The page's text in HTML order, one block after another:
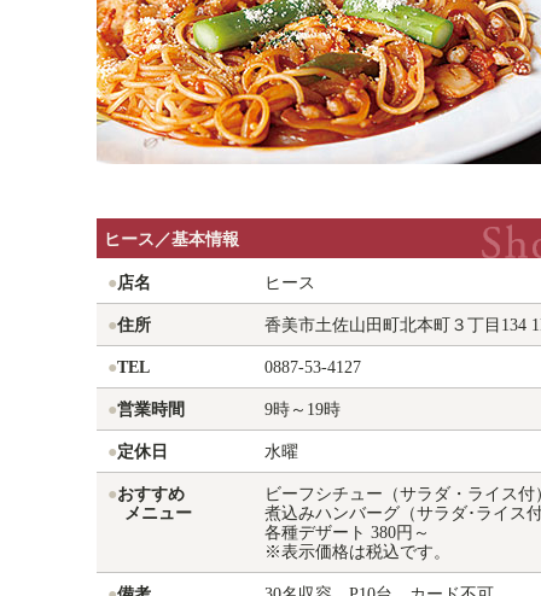
ヒース／基本情報
●店名 ヒース
●住所 香美市土佐山田町北本町３丁目134
●TEL 0887-53-4127
●営業時間 9時～19時
●定休日 水曜
●おすすめ
メニュー
ビーフシチュー（サラダ・ライス付
煮込みハンバーグ（サラダ･ライス
各種デザート 380円～
※表示価格は税込です。